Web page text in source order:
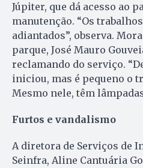
Júpiter, que dá acesso ao
manutenção. “Os
adiantados”, observa.
parque, José Mauro
reclamando do serviço.
iniciou, mas é pequeno o
Mesmo nele, têm
Furtos e vandalismo
A diretora de Serviços de
Seinfra, Aline Cantuária